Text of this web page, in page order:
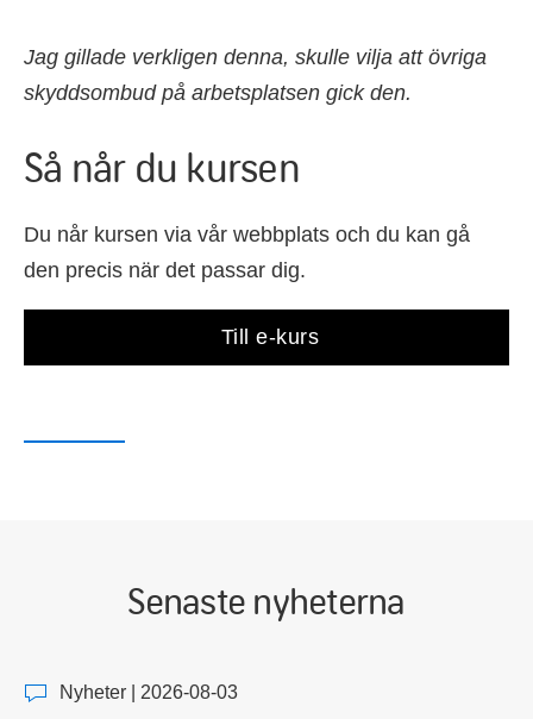
Jag gillade verkligen denna, skulle vilja att övriga
skyddsombud på arbetsplatsen gick den.
Så når du kursen
Du når kursen via vår webbplats och du kan gå
den precis när det passar dig.
Till e-kurs
Senaste nyheterna
Nyheter | 2026-08-03